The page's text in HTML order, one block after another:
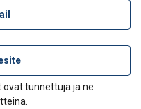
ovat tunnettuja ja ne